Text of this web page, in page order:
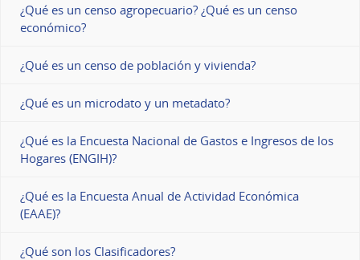
¿Qué es un censo agropecuario? ¿Qué es un censo
económico?
¿Qué es un censo de población y vivienda?
¿Qué es un microdato y un metadato?
¿Qué es la Encuesta Nacional de Gastos e Ingresos de los
Hogares (ENGIH)?
¿Qué es la Encuesta Anual de Actividad Económica
(EAAE)?
¿Qué son los Clasificadores?